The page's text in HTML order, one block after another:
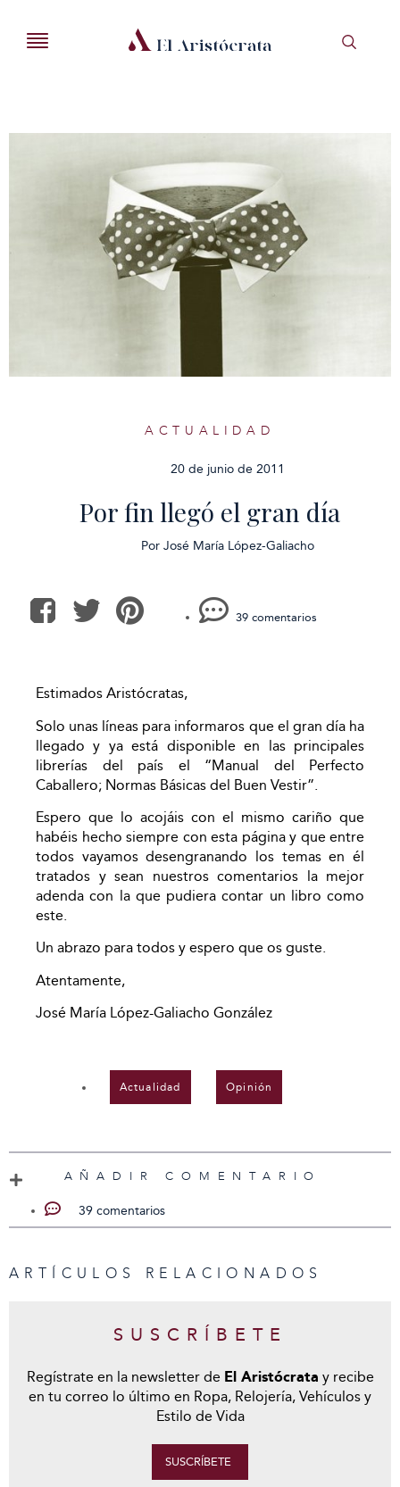
ACTUALIDAD
20 de junio de 2011
Por fin llegó el gran día
Por José María López-Galiacho
39 comentarios
Estimados Aristócratas,
Solo unas líneas para informaros que el gran día ha
llegado y ya está disponible en las principales
librerías del país el “Manual del Perfecto
Caballero; Normas Básicas del Buen Vestir”.
Espero que lo acojáis con el mismo cariño que
habéis hecho siempre con esta página y que entre
todos vayamos desengranando los temas en él
tratados y sean nuestros comentarios la mejor
adenda con la que pudiera contar un libro como
este.
Un abrazo para todos y espero que os guste.
Atentamente,
José María López-Galiacho González
Actualidad Opinión
AÑADIR COMENTARIO
39 comentarios
ARTÍCULOS RELACIONADOS
SUSCRÍBETE
Regístrate en la newsletter de El Aristócrata y recibe
en tu correo lo último en Ropa, Relojería, Vehículos y
Estilo de Vida
SUSCRÍBETE